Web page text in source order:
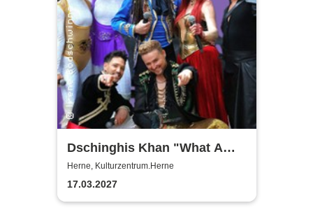
Dschinghis Khan "What A
Wonderful World" - Die
Legende auf Tournee
Herne, Kulturzentrum.Herne
17.03.2027